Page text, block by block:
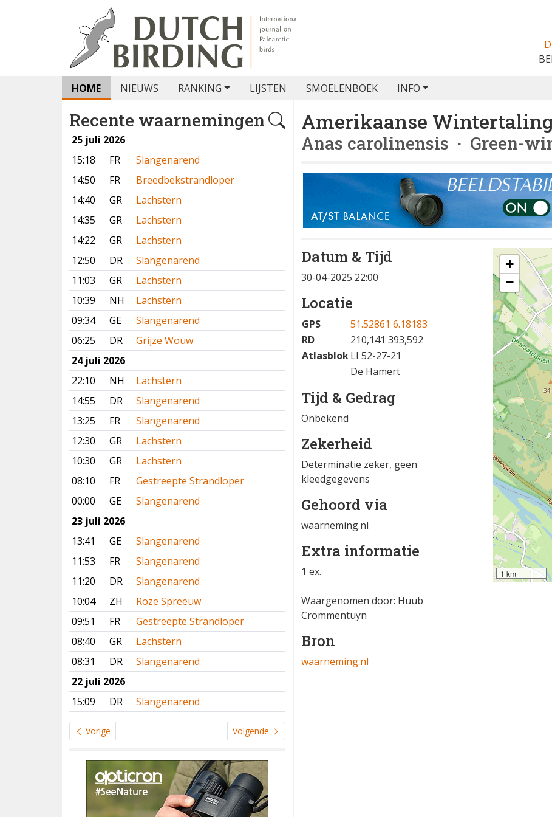
HOME NIEUWS RANKING LIJSTEN SMOELENBOEK INFO
Recente waarnemingen
25 juli 2026
15:18
FR
Slangenarend
14:50
FR
Breedbekstrandloper
14:40
GR
Lachstern
14:35
GR
Lachstern
14:22
GR
Lachstern
12:50
DR
Slangenarend
11:03
GR
Lachstern
10:39
NH
Lachstern
09:34
GE
Slangenarend
06:25
DR
Grijze Wouw
24 juli 2026
22:10
NH
Lachstern
14:55
DR
Slangenarend
13:25
FR
Slangenarend
12:30
GR
Lachstern
10:30
GR
Lachstern
08:10
FR
Gestreepte Strandloper
00:00
GE
Slangenarend
23 juli 2026
13:41
GE
Slangenarend
11:53
FR
Slangenarend
11:20
DR
Slangenarend
10:04
ZH
Roze Spreeuw
09:51
FR
Gestreepte Strandloper
08:40
GR
Lachstern
08:31
DR
Slangenarend
22 juli 2026
15:09
DR Slangenarend
Vorige Volgende
Amerikaanse
Anas carolinensis · Green-
Datum & Tijd
30-04-2025 22:00
Locatie
GPS
51.52861 6.18183
RD
210,141 393,592
AtlasblokLI 52-27-21
De Hamert
Tijd & Gedrag
Onbekend
Zekerheid
Determinatie zeker, geen
kleedgegevens
Gehoord via
waarneming.nl
Extra informatie
1 ex.
Waargenomen door: Huub
Crommentuyn
Bron
waarneming.nl
+
−
1 km